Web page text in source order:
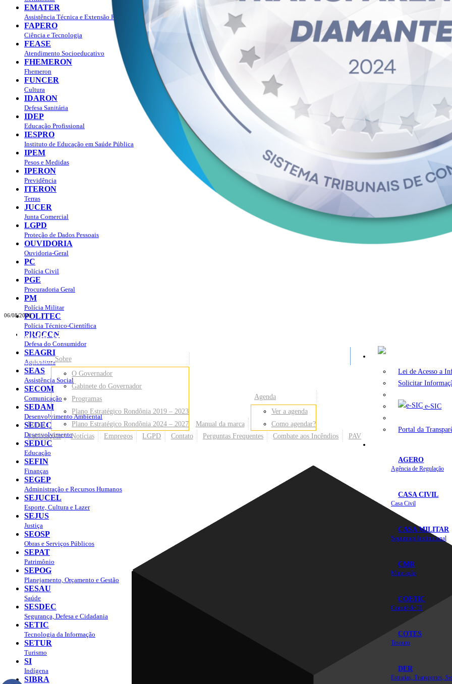
06/08/2026
Portal do Governo do
Governode Rondônia
Lei de Acesso a
Solicitar
e-SIC
Portal da
AGERO
Agência de Regulação
CASA CIVIL
Casa Civil
CASA MILITAR
Segurança Institucional
CMR
Mineração
COETIC
Comitê de TI
COTES
Tesouro
DER
Portal
Sobre
O Governador
Gabinete do Governador
Programas
Plano Estratégico Rondônia 2019 – 2023
Plano Estratégico Rondônia 2024 – 2027
Manual da marca
Agenda
Ver a agenda
Como agendar?
Publicações
Notícias Empregos LGPD Contato Perguntas Frequentes Combate aos Incêndios PAV
EMATER
Assistência Técnica e Extensão Rural
FAPERO
Ciência e Tecnologia
FEASE
Atendimento Socioeducativo
FHEMERON
Fhemeron
FUNCER
Cultura
IDARON
Defesa Sanitária
IDEP
Educação Profissional
IESPRO
Instituto de Educação em Saúde Pública
IPEM
Pesos e Medidas
IPERON
Previdência
ITERON
Terras
JUCER
Junta Comercial
LGPD
Proteção de Dados Pessoais
OUVIDORIA
Ouvidoria-Geral
PC
Polícia Civil
PGE
Procuradoria Geral
PM
Polícia Militar
POLITEC
Polícia Técnico-Científica
PROCON
Defesa do Consumidor
SEAGRI
Agricultura
SEAS
Assistência Social
SECOM
Comunicação
SEDAM
Desenvolvimento Ambiental
SEDEC
Desenvolvimento
SEDUC
Educação
SEFIN
Finanças
SEGEP
Administração e Recursos Humanos
SEJUCEL
Esporte, Cultura e Lazer
SEJUS
Justiça
SEOSP
Obras e Serviços Públicos
SEPAT
Patrimônio
SEPOG
Planejamento, Orçamento e Gestão
SESAU
Saúde
SESDEC
Segurança, Defesa e Cidadania
SETIC
Tecnologia da Informação
SETUR
Turismo
SI
Indígena
SIBRA